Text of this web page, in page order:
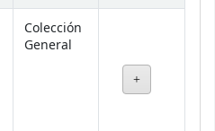
Colección
General